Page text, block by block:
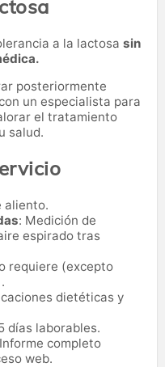
a la lactosa sin
posteriormente
un especialista para
el tratamiento
salud.
aliento.
: Medición de
espirado tras
requiere (excepto
dietéticas y
días laborables.
completo
web.